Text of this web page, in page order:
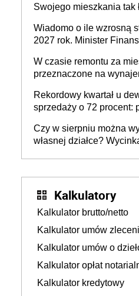
Swojego mieszkania tak
Wiadomo o ile wzrosną
2027 rok. Minister
W czasie remontu za
przeznaczone na
realizuje w nim potrzeb
Rekordowy kwartał u
sprzedaży o 72 procent:
Czy w sierpniu można
własnej działce?
Kalkulatory
Kalkulator brutto/netto
Kalkulator umów
Kalkulator umów o
Kalkulator opłat
Kalkulator kredytowy